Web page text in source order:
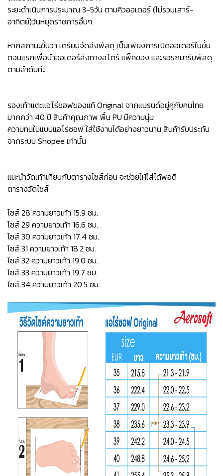
ระยะดำเนินการประมาณ 3-5วัน ตามคิวออเดอร์ (ไม่รวมเสาร์-
อาทิตย์)วันหยุดราชการอื่นๆ
หากสถานะขึ้นว่า เตรียมจัดส่งพัสดุ เป็นเพียงการเปิดออเดอร์ในขั้น
ตอนแรกเพื่อนำออเดอร์ส่งทางสโตร์ แพ็คของ และรอรถมารับพัสดุ
ตามลำดับค่ะ
รองเท้าแตะแอโร่ซอฟของแท้ Original จากแบรนด์อยู่คู่กับคนไทย
มากกว่า 40 ปี สินค้าคุณภาพ พื้น PU มีความนุ่ม
ความทนในแบบแอโร่ซอฟ ใส่ใช้งานได้อย่างยาวนาน สินค้ารับประกัน
จากระบบ Shopee เท่านั้น
แนะนำวัดเท้าเทียบกับตารางไซส์ก่อน จะช่วยให้ใส่ได้พอดี
ตารางวัดไซส์
ไซส์ 28 ความยาวเท้า 15.9 ซม.
ไซส์ 29 ความยาวเท้า 16.6 ซม.
ไซส์ 30 ความยาวเท้า 17.4 ซม.
ไซส์ 31 ความยาวเท้า 18.2 ซม.
ไซส์ 32 ความยาวเท้า 19.0 ซม.
ไซส์ 33 ความยาวเท้า 19.7 ซม.
ไซส์ 34 ความยาวเท้า 20.5 ซม.